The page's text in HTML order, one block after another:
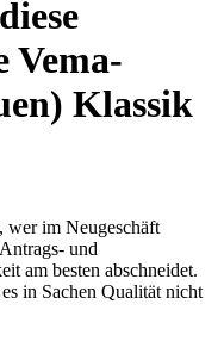
Vema-
Klassik
wer im Neugeschäft
und
am besten abschneidet.
in Sachen Qualität nicht